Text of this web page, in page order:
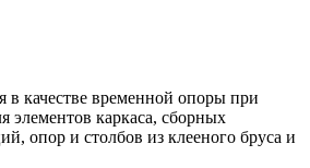
в качестве временной опоры при
элементов каркаса, сборных
опор и столбов из клееного бруса и